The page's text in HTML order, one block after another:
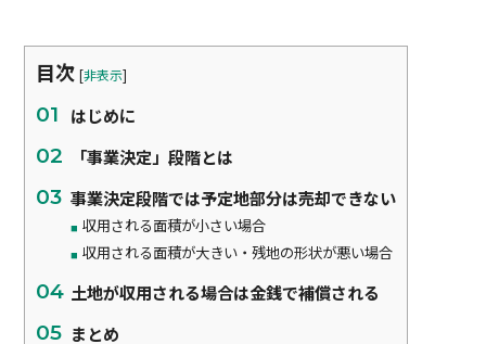
目次 [非表示]
はじめに
「事業決定」段階とは
事業決定段階では予定地部分は売却できない
収用される面積が小さい場合
収用される面積が大きい・残地の形状が悪い場合
土地が収用される場合は金銭で補償される
まとめ